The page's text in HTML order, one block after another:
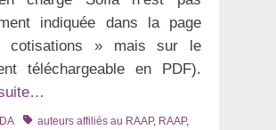
indiquée dans la page
cotisations » mais sur le
téléchargeable en PDF).
Tagsauteurs affiliés au RAAP, RAAP,